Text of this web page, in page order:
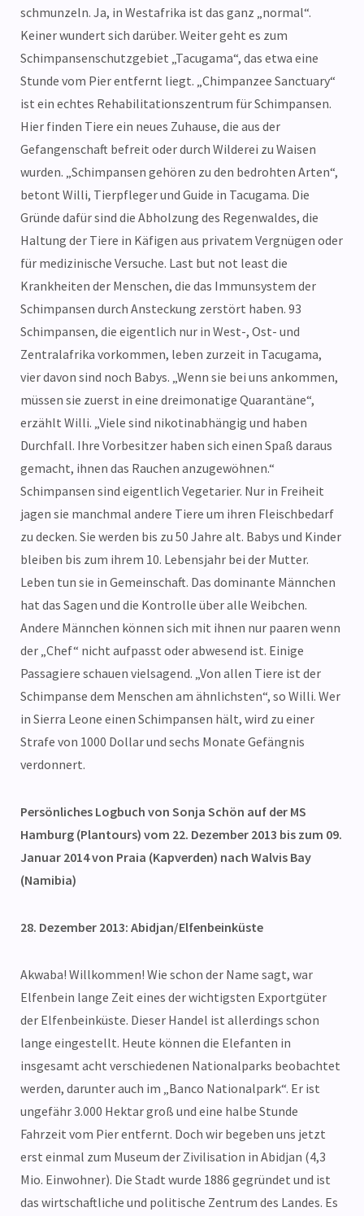
schmunzeln. Ja, in Westafrika ist das ganz „normal“.
Keiner wundert sich darüber. Weiter geht es zum
Schimpansenschutzgebiet „Tacugama“, das etwa eine
Stunde vom Pier entfernt liegt. „Chimpanzee Sanctuary“
ist ein echtes Rehabilitationszentrum für Schimpansen.
Hier finden Tiere ein neues Zuhause, die aus der
Gefangenschaft befreit oder durch Wilderei zu Waisen
wurden. „Schimpansen gehören zu den bedrohten Arten“,
betont Willi, Tierpfleger und Guide in Tacugama. Die
Gründe dafür sind die Abholzung des Regenwaldes, die
Haltung der Tiere in Käfigen aus privatem Vergnügen oder
für medizinische Versuche. Last but not least die
Krankheiten der Menschen, die das Immunsystem der
Schimpansen durch Ansteckung zerstört haben. 93
Schimpansen, die eigentlich nur in West-, Ost- und
Zentralafrika vorkommen, leben zurzeit in Tacugama,
vier davon sind noch Babys. „Wenn sie bei uns ankommen,
müssen sie zuerst in eine dreimonatige Quarantäne“,
erzählt Willi. „Viele sind nikotinabhängig und haben
Durchfall. Ihre Vorbesitzer haben sich einen Spaß daraus
gemacht, ihnen das Rauchen anzugewöhnen.“
Schimpansen sind eigentlich Vegetarier. Nur in Freiheit
jagen sie manchmal andere Tiere um ihren Fleischbedarf
zu decken. Sie werden bis zu 50 Jahre alt. Babys und Kinder
bleiben bis zum ihrem 10. Lebensjahr bei der Mutter.
Leben tun sie in Gemeinschaft. Das dominante Männchen
hat das Sagen und die Kontrolle über alle Weibchen.
Andere Männchen können sich mit ihnen nur paaren wenn
der „Chef“ nicht aufpasst oder abwesend ist. Einige
Passagiere schauen vielsagend. „Von allen Tiere ist der
Schimpanse dem Menschen am ähnlichsten“, so Willi. Wer
in Sierra Leone einen Schimpansen hält, wird zu einer
Strafe von 1000 Dollar und sechs Monate Gefängnis
verdonnert.
Persönliches Logbuch von Sonja Schön auf der MS
Hamburg (Plantours) vom 22. Dezember 2013 bis zum 09.
Januar 2014 von Praia (Kapverden) nach Walvis Bay
(Namibia)
28. Dezember 2013: Abidjan/Elfenbeinküste
Akwaba! Willkommen! Wie schon der Name sagt, war
Elfenbein lange Zeit eines der wichtigsten Exportgüter
der Elfenbeinküste. Dieser Handel ist allerdings schon
lange eingestellt. Heute können die Elefanten in
insgesamt acht verschiedenen Nationalparks beobachtet
werden, darunter auch im „Banco Nationalpark“. Er ist
ungefähr 3.000 Hektar groß und eine halbe Stunde
Fahrzeit vom Pier entfernt. Doch wir begeben uns jetzt
erst einmal zum Museum der Zivilisation in Abidjan (4,3
Mio. Einwohner). Die Stadt wurde 1886 gegründet und ist
das wirtschaftliche und politische Zentrum des Landes. Es